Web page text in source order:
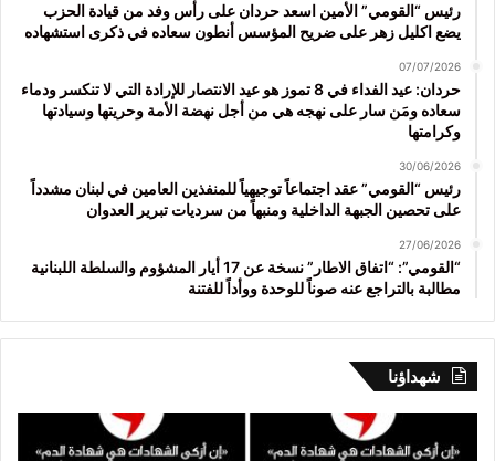
رئيس “القومي” الأمين اسعد حردان على رأس وفد من قيادة الحزب
يضع اكليل زهر على ضريح المؤسس أنطون سعاده في ذكرى استشهاده
07/07/2026
حردان: عيد الفداء في 8 تموز هو عيد الانتصار للإرادة التي لا تنكسر ودماء
سعاده ومَن سار على نهجه هي من أجل نهضة الأمة وحريتها وسيادتها
وكرامتها
30/06/2026
رئيس “القومي” عقد اجتماعاً توجيهياً للمنفذين العامين في لبنان مشدداً
على تحصين الجبهة الداخلية ومنبهاً من سرديات تبرير العدوان
27/06/2026
“القومي”: “اتفاق الاطار” نسخة عن 17 أيار المشؤوم والسلطة اللبنانية
مطالبة بالتراجع عنه صوناً للوحدة ووأداً للفتنة
شهداؤنا